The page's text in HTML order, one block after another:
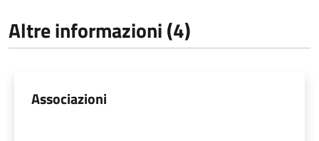
Altre informazioni (4)
Associazioni